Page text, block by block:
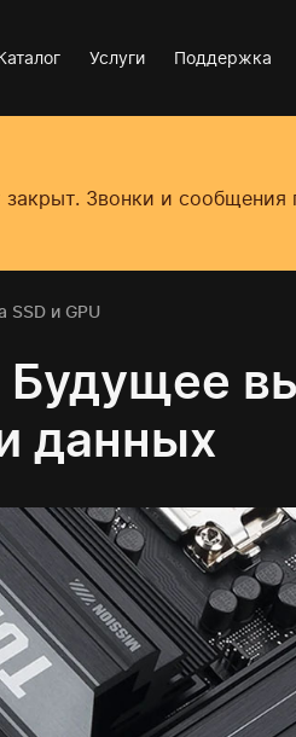
Услуги Поддержка
Звонки и
SSD и GPU
Будущее
данных